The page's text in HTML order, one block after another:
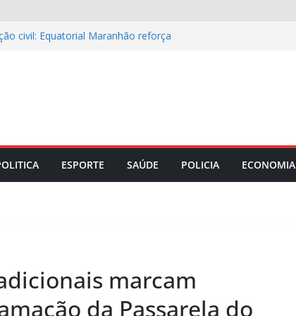
civil: Equatorial Maranhão reforça
discutem parceria com a
portando anfetaminas durante
em Imperatriz (MA)
ESPORTE SAÚDE POLICIA ECONOMIA
marcam
da Passarela do